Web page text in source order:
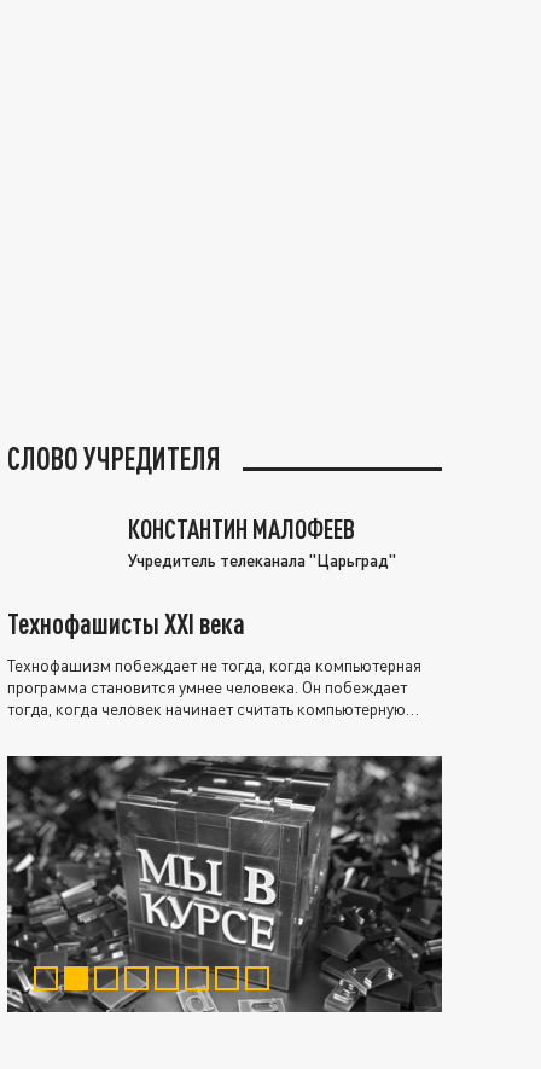
СЛОВО УЧРЕДИТЕЛЯ
КОНСТАНТИН МАЛОФЕЕВ
Учредитель телеканала "Царьград"
Технофашисты XXI века
Технофашизм побеждает не тогда, когда компьютерная
программа становится умнее человека. Он побеждает
тогда, когда человек начинает считать компьютерную